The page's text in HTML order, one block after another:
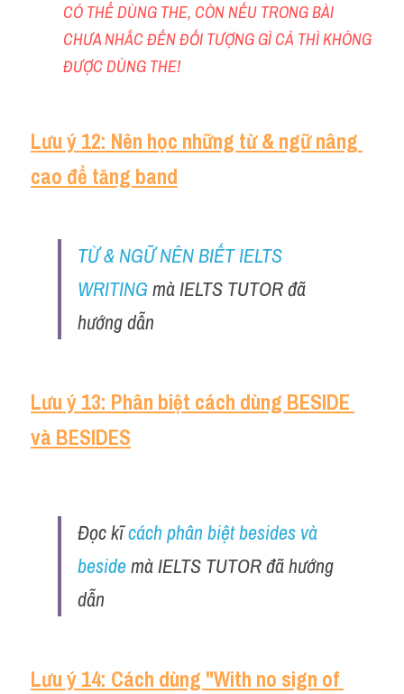
CÓ THỂ DÙNG THE, CÒN NẾU TRONG BÀI
CHƯA NHẮC ĐẾN ĐỐI TƯỢNG GÌ CẢ THÌ KHÔNG
ĐƯỢC DÙNG THE!
Lưu ý 12: Nên học những từ & ngữ nâng
cao để tăng band
TỪ & NGỮ NÊN BIẾT IELTS
WRITING mà IELTS TUTOR đã
hướng dẫn
Lưu ý 13: Phân biệt cách dùng BESIDE
và BESIDES
Đọc kĩ cách phân biệt besides và
beside mà IELTS TUTOR đã hướng
dẫn
Lưu ý 14: Cách dùng "With no sign of